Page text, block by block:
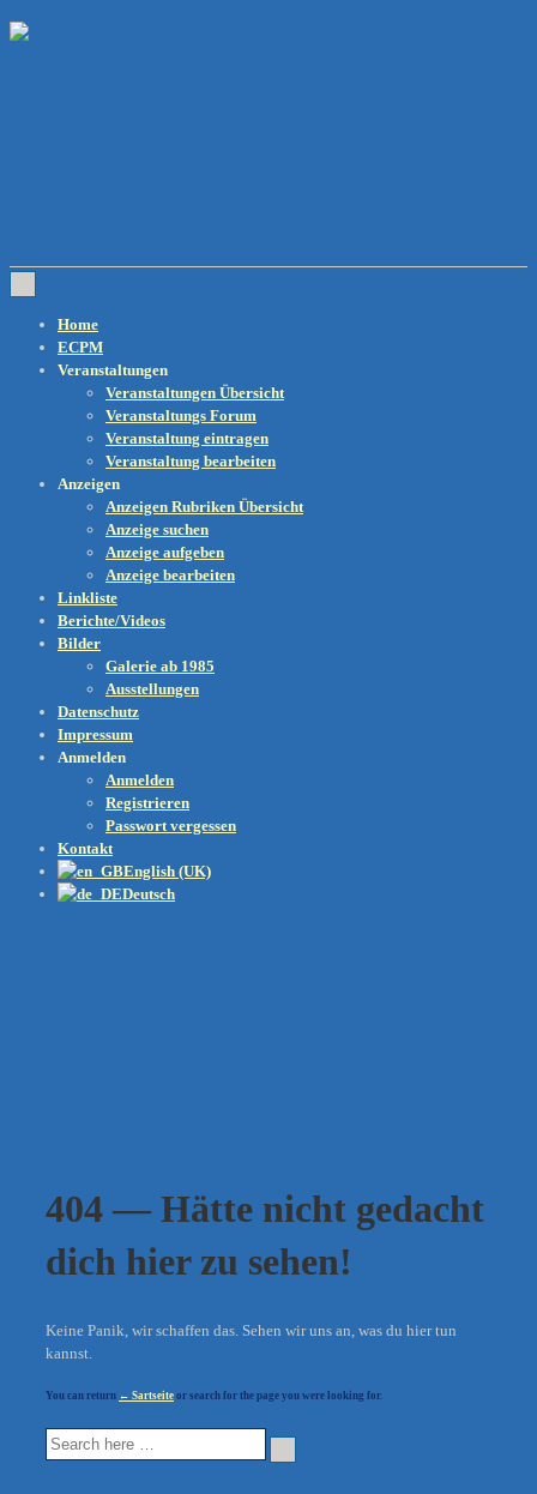
↓
Zum
Main
Navigation
Home
ECPM
Veranstaltungen
Veranstaltungen Übersicht
Veranstaltungs Forum
Veranstaltung eintragen
Veranstaltung bearbeiten
Anzeigen
Anzeigen Rubriken Übersicht
Anzeige suchen
Anzeige aufgeben
Anzeige bearbeiten
Linkliste
Berichte/Videos
Bilder
Galerie ab 1985
Ausstellungen
Datenschutz
Impressum
Anmelden
Anmelden
Registrieren
Passwort vergessen
Kontakt
English (UK)
Deutsch
404 — Hätte nicht gedacht
dich hier zu sehen!
Keine Panik, wir schaffen das. Sehen wir uns an, was du hier tun
kannst.
You can return ← Sartseite or search for the page you were looking for.
Suche
nach: